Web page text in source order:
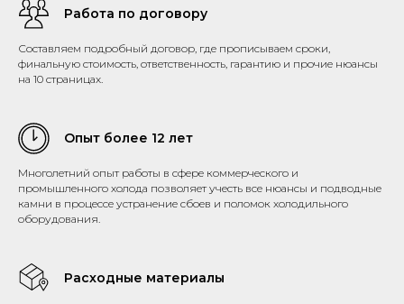
Работа по договору
Составляем подробный договор, где прописываем сроки,
финальную стоимость, ответственность, гарантию и прочие нюансы
на 10 страницах.
Опыт более 12 лет
Многолетний опыт работы в сфере коммерческого и
промышленного холода позволяет учесть все нюансы и подводные
камни в процессе устранение сбоев и поломок холодильного
оборудования.
Расходные материалы